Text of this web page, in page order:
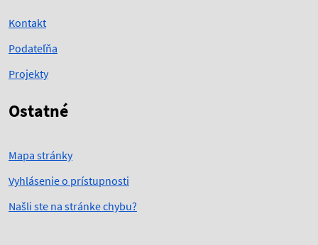
Kontakt
Podateľňa
Projekty
Ostatné
Mapa stránky
Vyhlásenie o prístupnosti
Našli ste na stránke chybu?